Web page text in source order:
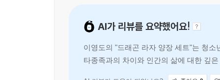
친필 사인, 드래곤 라자 속 우화로 만든 그림 동
판매에 신청하기 위해 수십 명의 팬들은 홍대의
끊는 바람에 종료된 1분 40초 직후, 몇 초 차이로
AI가 리뷰를 요약했어요!
이영도의 "드래곤 라자 양장 세트"는 청
타종족과의 차이와 인간의 삶에 대한 깊